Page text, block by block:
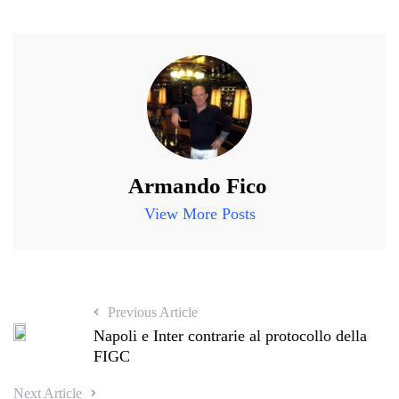
Armando Fico
View More Posts
Previous Article
Napoli e Inter contrarie al protocollo della
FIGC
Next Article